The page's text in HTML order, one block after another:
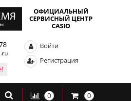
ОФИЦИАЛЬНЫЙ
СЕРВИСНЫЙ ЦЕНТР
CASIO
Войти
Регистрация
0 0